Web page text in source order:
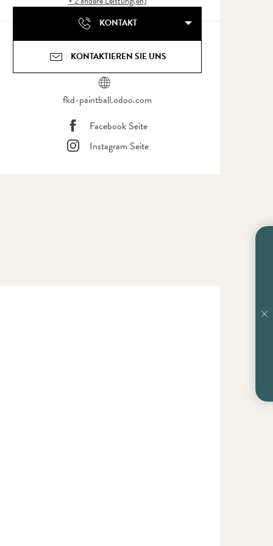
KONTAKT
KONTAKTIEREN SIE UNS
fkd-paintball.odoo.com
Facebook Seite
Instagram Seite